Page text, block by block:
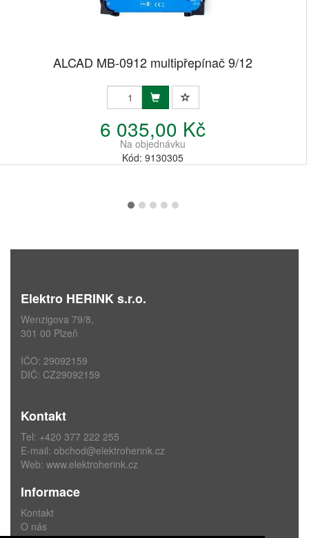
ALCAD MB-0912 multipřepínač 9/12
6 035,00 Kč
Na objednávku
Kód: 9130305
Elektro HERINK s.r.o.
Wenzigova 79/8,
301 00 Plzeň
IČO: 29092159
DIČ: CZ29092159
Kontakt
Tel: +420 377 222 255
E-mail: obchod@elektroherink.cz
Web: www.elektroherink.cz
Informace
Kontakt
O nás